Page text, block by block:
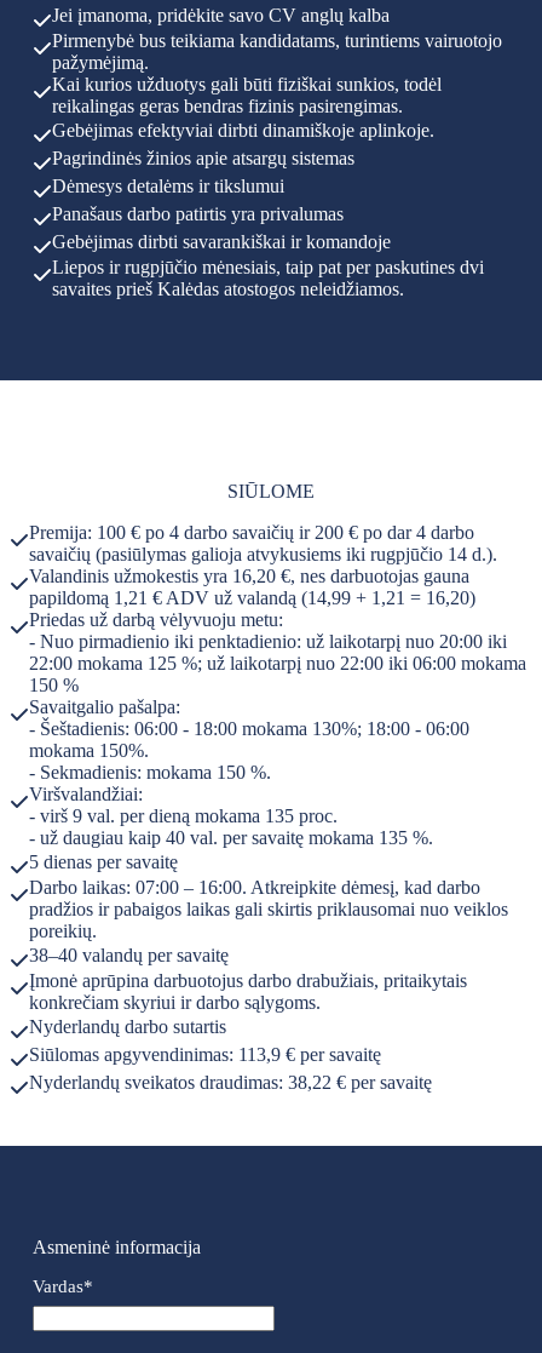
Jei įmanoma, pridėkite savo CV anglų kalba
Pirmenybė bus teikiama kandidatams, turintiems vairuotojo
pažymėjimą.
Kai kurios užduotys gali būti fiziškai sunkios, todėl
reikalingas geras bendras fizinis pasirengimas.
Gebėjimas efektyviai dirbti dinamiškoje aplinkoje.
Pagrindinės žinios apie atsargų sistemas
Dėmesys detalėms ir tikslumui
Panašaus darbo patirtis yra privalumas
Gebėjimas dirbti savarankiškai ir komandoje
Liepos ir rugpjūčio mėnesiais, taip pat per paskutines dvi
savaites prieš Kalėdas atostogos neleidžiamos.
SIŪLOME
Premija: 100 € po 4 darbo savaičių ir 200 € po dar 4 darbo
savaičių (pasiūlymas galioja atvykusiems iki rugpjūčio 14 d.).
Valandinis užmokestis yra 16,20 €, nes darbuotojas gauna
papildomą 1,21 € ADV už valandą (14,99 + 1,21 = 16,20)
Priedas už darbą vėlyvuoju metu:
- Nuo pirmadienio iki penktadienio: už laikotarpį nuo 20:00 iki
22:00 mokama 125 %; už laikotarpį nuo 22:00 iki 06:00 mokama
150 %
Savaitgalio pašalpa:
- Šeštadienis: 06:00 - 18:00 mokama 130%; 18:00 - 06:00
mokama 150%.
- Sekmadienis: mokama 150 %.
Viršvalandžiai:
- virš 9 val. per dieną mokama 135 proc.
- už daugiau kaip 40 val. per savaitę mokama 135 %.
5 dienas per savaitę
Darbo laikas: 07:00 – 16:00. Atkreipkite dėmesį, kad darbo
pradžios ir pabaigos laikas gali skirtis priklausomai nuo veiklos
poreikių.
38–40 valandų per savaitę
Įmonė aprūpina darbuotojus darbo drabužiais, pritaikytais
konkrečiam skyriui ir darbo sąlygoms.
Nyderlandų darbo sutartis
Siūlomas apgyvendinimas: 113,9 € per savaitę
Nyderlandų sveikatos draudimas: 38,22 € per savaitę
Asmeninė informacija
Vardas*